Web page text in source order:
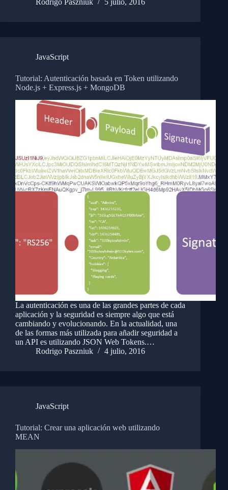
Rodrigo Paszniuk 5 julio, 2016
JavaScript
Tutorial: Autenticación basada en Token utilizando
Node.js + Express.js + MongoDB
La autenticación es una de las grandes partes de cada
aplicación y la seguridad es siempre algo que está
cambiando y evolucionando. En la actualidad, una
de las formas más utilizada para añadir seguridad a
un API es utilizando JSON Web Tokens.…
Rodrigo Paszniuk
4 julio, 2016
JavaScript
Tutorial: Crear una aplicación web utilizando
MEAN